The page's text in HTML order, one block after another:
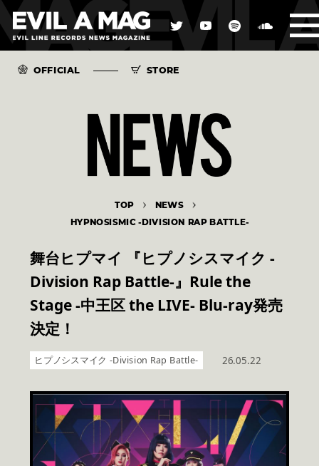
OFFICIAL STORE
TOP NEWS
HYPNOSISMIC -DIVISION RAP BATTLE-
舞台ヒプマイ 『ヒプノシスマイク -
Division Rap Battle-』Rule the
Stage -中王区 the LIVE- Blu-ray発売
決定！
ヒプノシスマイク -Division Rap Battle- 26.05.22